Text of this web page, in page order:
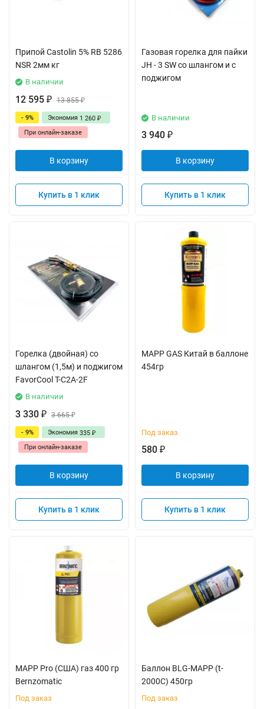
Припой Castolin 5% RB 5286
NSR 2мм кг
В наличии
12 595 ₽ 13 855₽
- 9% Экономия 1 260 ₽
При онлайн-заказе
В корзину
Купить в 1 клик
Газовая горелка для пайки
JH - 3 SW со шлангом и с
поджигом
В наличии
3 940 ₽
В корзину
Купить в 1 клик
Горелка (двойная) со
шлангом (1,5м) и поджигом
FavorCool T-C2A-2F
В наличии
3 330 ₽ 3 665₽
- 9% Экономия 335 ₽
При онлайн-заказе
В корзину
Купить в 1 клик
MAPP GAS Китай в баллоне
454гр
Под заказ
580 ₽
В корзину
Купить в 1 клик
MAPP Pro (США) газ 400 гр
Bernzomatic
Под заказ
Баллон BLG-МАРР (t-
2000C) 450гр
Под заказ